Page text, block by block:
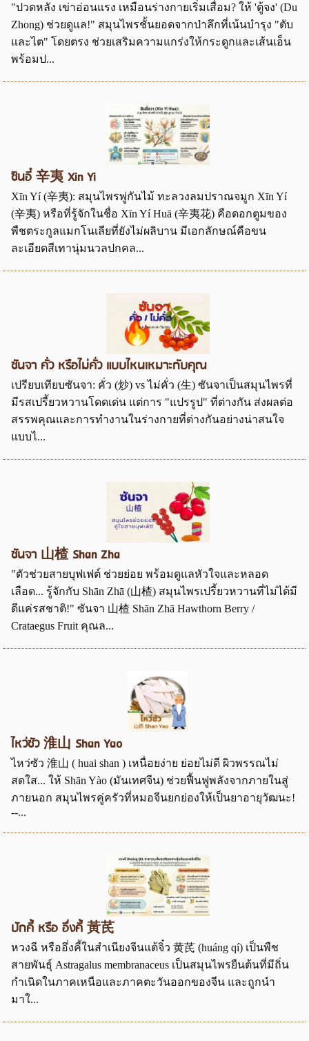
"ปวดหลัง เข่าอ่อนแรง เหมือนร่างกายเริ่มเสื่อม? ให้ 'ตู้จง' (Du
Zhong) ช่วยดูแล!" สมุนไพรชั้นยอดจากป่าลึกที่เน้นบำรุง "ตับ
และไต" โดยตรง ช่วยเสริมความแกร่งให้กระดูกและเส้นเอ็น
พร้อมป...
ซินอี๋ 辛夷 Xin Yi
Xīn Yí (辛夷): สมุนไพรพู่กันไม้ ทะลวงลมปราณจมูก Xīn Yí
(辛夷) หรือที่รู้จักในชื่อ Xīn Yí Huā (辛夷花) คือดอกตูมของ
พืชตระกูลแมกโนเลียที่ยังไม่ผลิบาน มีเอกลักษณ์คือขน
ละเอียดสีเทานุ่มนวลปกคล...
ซันจา คั่ว หรือไม่คั่ว แบบไหนเหมาะกับคุณ
เปรียบเทียบซันจา: คั่ว (炒) vs ไม่คั่ว (生) ซันจาเป็นสมุนไพรที่
มีรสเปรี้ยวหวานโดดเด่น แต่การ "แปรรูป" ที่ต่างกัน ส่งผลต่อ
สรรพคุณและการทำงานในร่างกายที่ต่างกันอย่างน่าสนใจ
แบบไ...
ซันจา 山楂 Shan Zha
"ตัวช่วยสายบุฟเฟต์ ช่วยย่อย พร้อมดูแลหัวใจและหลอด
เลือด... รู้จักกับ Shān Zhā (山楂) สมุนไพรเปรี้ยวหวานที่ไม่ได้มี
ดีแค่รสชาติ!" ซันจา 山楂 Shān Zhā Hawthorn Berry /
Crataegus Fruit คุณล...
ไหว่ซัว 淮山 Shan Yao
ไหว่ซัว 淮山 ( huai shan ) เหนื่อยง่าย ย่อยไม่ดี ผิวพรรณไม่
สดใส... ให้ Shān Yào (มันเทศจีน) ช่วยฟื้นฟูพลังจากภายในสู่
ภายนอก สมุนไพรคู่ครัวที่หมอจีนยกย่องให้เป็นยาอายุวัฒนะ!
--...
ปักคี้ หรือ อึ่งคี้ 黃芪
หวงฉี หรืออึ่งคี้ในสำเนียงจีนแต้จิ๋ว 黄芪 (huáng qí) เป็นพืช
สายพันธุ์ Astragalus membranaceus เป็นสมุนไพรยืนต้นที่มีถิ่น
กำเนิดในภาคเหนือและภาคตะวันออกของจีน และถูกนำ
มาใ...